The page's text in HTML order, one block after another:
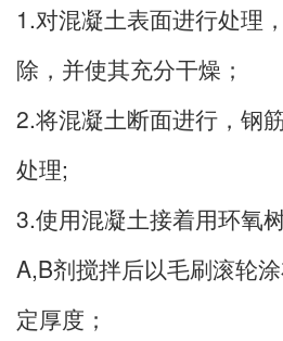
1.对混凝土表面进行处理
除，并使其充分干燥；
2.将混凝土断面进行 ，钢
处理;
3.使用混凝土接着用环氧
A,B剂搅拌后以毛刷滚轮
定厚度；